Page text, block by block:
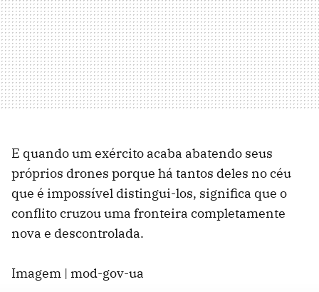
E quando um exército acaba abatendo seus
próprios drones porque há tantos deles no céu
que é impossível distingui-los, significa que o
conflito cruzou uma fronteira completamente
nova e descontrolada.
Imagem | mod-gov-ua